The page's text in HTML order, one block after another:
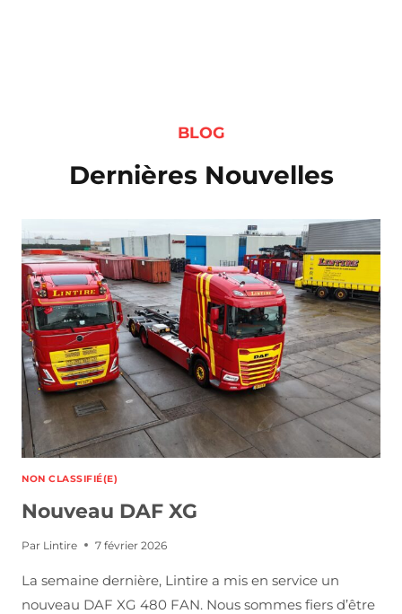
BLOG
Dernières Nouvelles
NON CLASSIFIÉ(E)
Nouveau DAF XG
Par Lintire 7 février 2026
La semaine dernière, Lintire a mis en service un
nouveau DAF XG 480 FAN. Nous sommes fiers d’être